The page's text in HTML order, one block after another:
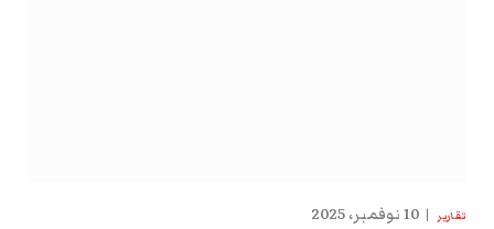
تقارير 10 نوفمبر، 2025